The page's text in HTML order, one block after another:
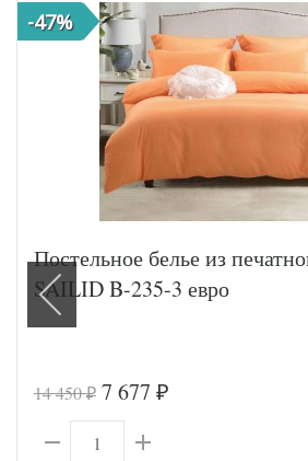
-47%
Постельное белье из
SAILID B-235-3 евро
14 450₽ 7 677 ₽